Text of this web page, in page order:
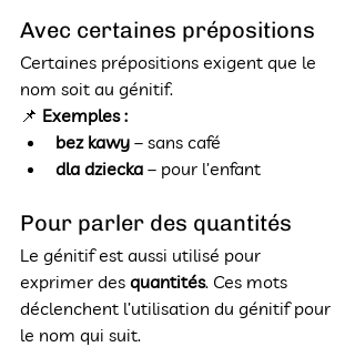
Avec certaines prépositions
Certaines prépositions exigent que le
nom soit au génitif.
📌 Exemples :
bez kawy – sans café
dla dziecka – pour l’enfant
Pour parler des quantités
Le génitif est aussi utilisé pour
exprimer des quantités. Ces mots
déclenchent l’utilisation du génitif pour
le nom qui suit.